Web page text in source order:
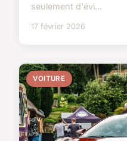
seulement d'évi...
17 février 2026
VOITURE